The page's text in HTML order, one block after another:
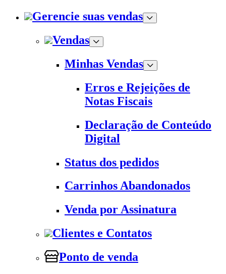
Gerencie suas vendas
Vendas
Minhas Vendas
Erros e Rejeições de
Notas Fiscais
Declaração de Conteúdo
Digital
Status dos pedidos
Carrinhos Abandonados
Venda por Assinatura
Clientes e Contatos
Ponto de venda